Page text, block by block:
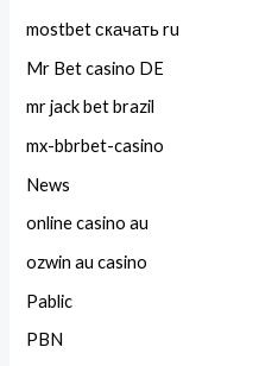
mostbet скачать ru
Mr Bet casino DE
mr jack bet brazil
mx-bbrbet-casino
News
online casino au
ozwin au casino
Pablic
PBN